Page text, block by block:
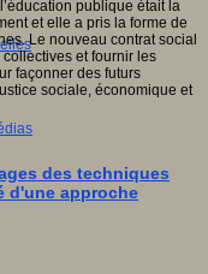
publique était la
et elle a pris la forme de
Le nouveau contrat social
et fournir les
façonner des futurs
sociale, économique et
des techniques
d'une approche